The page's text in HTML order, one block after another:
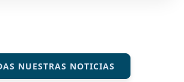
NUESTRAS NOTICIAS